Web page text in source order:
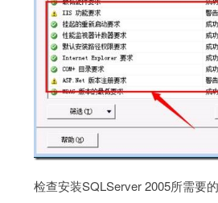
检查安装SQLServer 2005所需要